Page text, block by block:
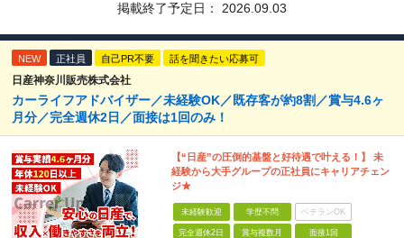
掲載終了予定日： 2026.09.03
NEW 正社員 自己PR不要 話を聞きたい応募可
日産神奈川販売株式会社
カーライフアドバイザー／未経験OK／既存客が約8割／賞与4.6ヶ
月分／完全週休2日／面接は1回のみ！
【“日産”の圧倒的基盤と好待遇で叶える！】 未
経験から大手グループの正社員にキャリアチェン
ジ★
未経験歓迎 学歴不問 ベテランOK
完全週休2日 賞与複数月 面接1回